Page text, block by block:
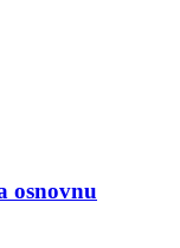
osnovnu